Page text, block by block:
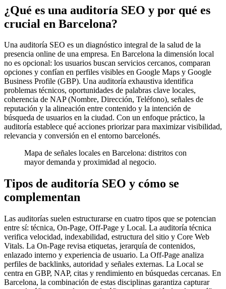
¿Qué es una auditoría SEO y por qué es
crucial en Barcelona?
Una auditoría SEO es un diagnóstico integral de la salud de la
presencia online de una empresa. En Barcelona la dimensión local
no es opcional: los usuarios buscan servicios cercanos, comparan
opciones y confían en perfiles visibles en Google Maps y Google
Business Profile (GBP). Una auditoría exhaustiva identifica
problemas técnicos, oportunidades de palabras clave locales,
coherencia de NAP (Nombre, Dirección, Teléfono), señales de
reputación y la alineación entre contenido y la intención de
búsqueda de usuarios en la ciudad. Con un enfoque práctico, la
auditoría establece qué acciones priorizar para maximizar visibilidad,
relevancia y conversión en el entorno barcelonés.
Mapa de señales locales en Barcelona: distritos con
mayor demanda y proximidad al negocio.
Tipos de auditoría SEO y cómo se
complementan
Las auditorías suelen estructurarse en cuatro tipos que se potencian
entre sí: técnica, On-Page, Off-Page y Local. La auditoría técnica
verifica velocidad, indexabilidad, estructura del sitio y Core Web
Vitals. La On-Page revisa etiquetas, jerarquía de contenidos,
enlazado interno y experiencia de usuario. La Off-Page analiza
perfiles de backlinks, autoridad y señales externas. La Local se
centra en GBP, NAP, citas y rendimiento en búsquedas cercanas. En
Barcelona, la combinación de estas disciplinas garantiza capturar